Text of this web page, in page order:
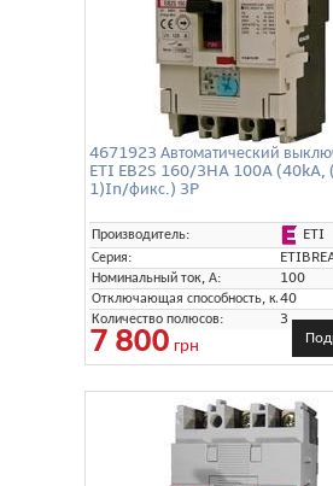
4671923 Автоматический
ETI EB2S 160/3HA 100A (40kA,
1)In/фикс.) 3P
Производитель:
ETI
Серия:
Номинальный ток, А:
100
Отключающая способность, кА:40
Количество полюсов:
3
7 800 грн